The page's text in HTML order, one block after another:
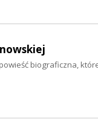
biograficzna,